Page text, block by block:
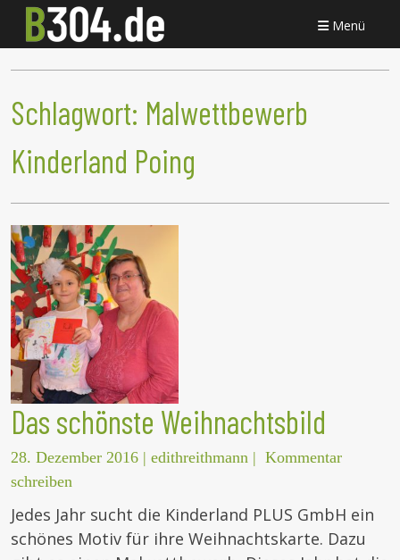
Menü
Schlagwort: Malwettbewerb
Kinderland Poing
Das schönste Weihnachtsbild
28. Dezember 2016 | edithreithmann | Kommentar
schreiben
Jedes Jahr sucht die Kinderland PLUS GmbH ein
schönes Motiv für ihre Weihnachtskarte. Dazu